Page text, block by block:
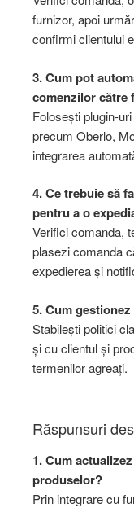
furnizor, apoi
confirmi clientului
3. Cum pot
comenzilor către
Folosești plugin-
precum Oberlo,
integrarea
4. Ce trebuie să
pentru a o
Verifici comanda,
plasezi comanda
expedierea și
5. Cum
Stabilești politici
și cu clientul și
termenilor agreați.
Răspunsuri
1. Cum
produselor?
Prin integrare cu